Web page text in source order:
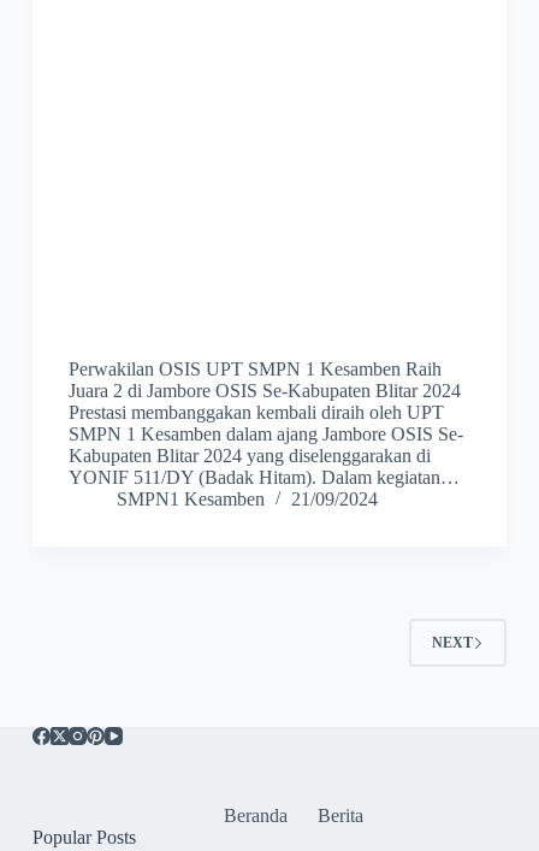
Perwakilan OSIS UPT SMPN 1 Kesamben Raih
Juara 2 di Jambore OSIS Se-Kabupaten Blitar 2024
Prestasi membanggakan kembali diraih oleh UPT
SMPN 1 Kesamben dalam ajang Jambore OSIS Se-
Kabupaten Blitar 2024 yang diselenggarakan di
YONIF 511/DY (Badak Hitam). Dalam kegiatan…
SMPN1 Kesamben
21/09/2024
NEXT
Beranda
Berita
Popular Posts